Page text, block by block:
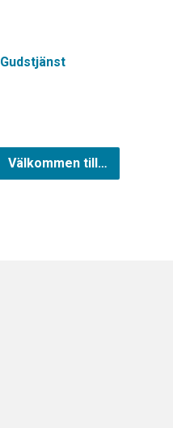
Gudstjänst
Välkommen till…